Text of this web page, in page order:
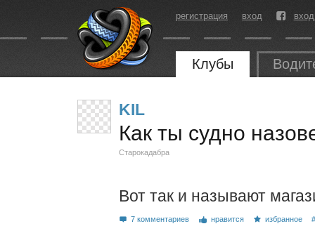
регистрация вход
Клубы
KIL
Как ты судно
Старокадабра
Вот так и называют
7 комментариев нравится избранное